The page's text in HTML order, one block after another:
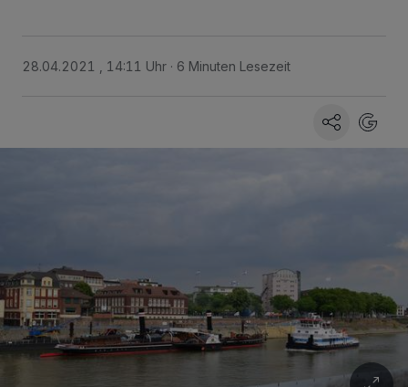
28.04.2021 , 14:11 Uhr 6 Minuten Lesezeit